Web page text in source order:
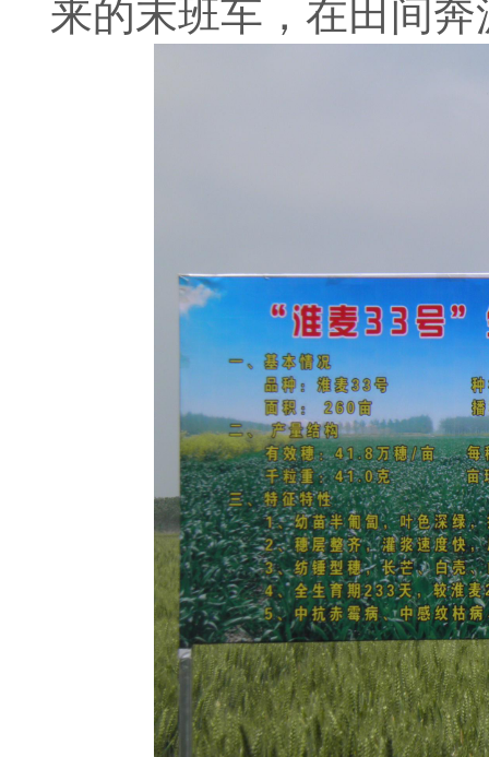
来的末班车，在田间